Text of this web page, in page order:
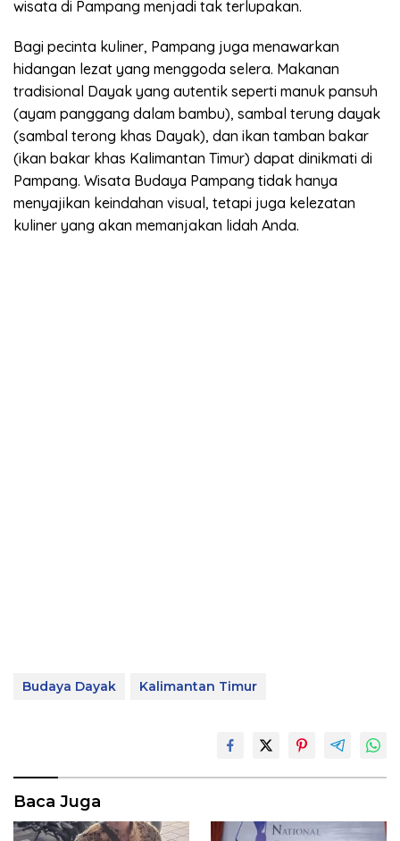
wisata di Pampang menjadi tak terlupakan.
Bagi pecinta kuliner, Pampang juga menawarkan
hidangan lezat yang menggoda selera. Makanan
tradisional Dayak yang autentik seperti manuk pansuh
(ayam panggang dalam bambu), sambal terung dayak
(sambal terong khas Dayak), dan ikan tamban bakar
(ikan bakar khas Kalimantan Timur) dapat dinikmati di
Pampang. Wisata Budaya Pampang tidak hanya
menyajikan keindahan visual, tetapi juga kelezatan
kuliner yang akan memanjakan lidah Anda.
Budaya Dayak Kalimantan Timur
Baca Juga